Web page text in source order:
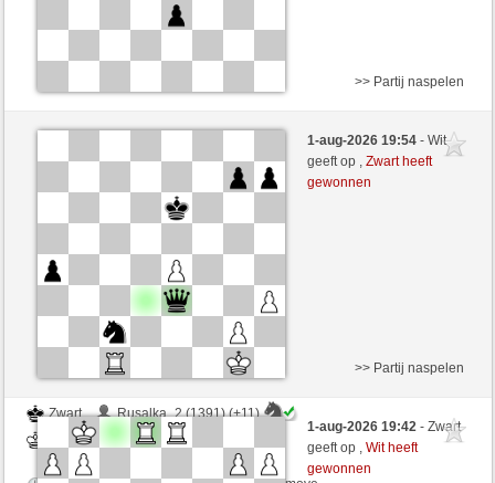
Wit
Kasidir (1266) (-16)
Speelduur: 5 minutes/side + 5 seconds/move
>> Partij naspelen
1-aug-2026 19:54- Wit
geeft op ,Zwart heeft
gewonnen
Zwart
Rusalka_2 (1391) (+11)
Mike88 (1276) (-11)
>> Partij naspelen
1-aug-2026 19:42- Zwart
geeft op ,Wit heeft
gewonnen